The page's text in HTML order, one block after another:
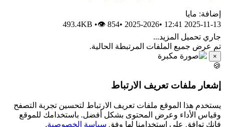
إضافة: مايا
2025-11-13 12:41
•
2025-2026
•
493.4KB •👁 854
جاري تحميل المزيد...
تم عرض جميع الملفات المرتبطة الحالية.
×
🍪
إشعار ملفات تعريف الارتباط
يستخدم هذا الموقع ملفات تعريف الارتباط لتحسين تجربة التصفح
وقياس الأداء وعرض المحتوى بشكل أفضل. باستخدامك للموقع
فإنك توافق على استخدامنا لها وفق سياسة الخصوصية.